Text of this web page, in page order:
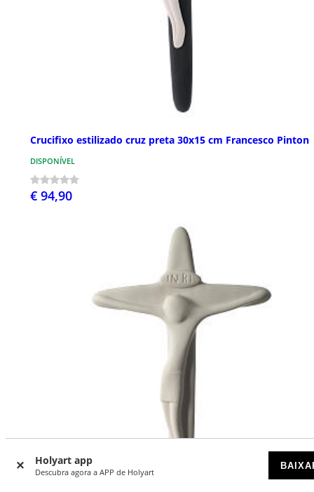
Holyart app
Descubra agora a APP de Holyart
Crucifixo estilizado cruz preta 30x15 cm Francesco Pinton
DISPONÍVEL
€ 94,90